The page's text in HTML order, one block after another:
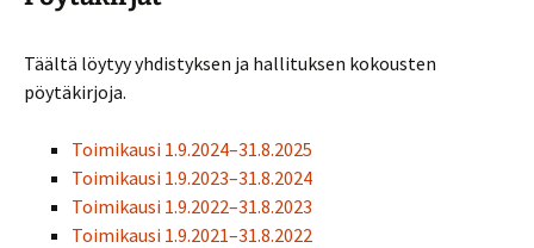
Täältä löytyy yhdistyksen ja hallituksen kokousten
pöytäkirjoja.
Toimikausi 1.9.2024–31.8.2025
Toimikausi 1.9.2023–31.8.2024
Toimikausi 1.9.2022–31.8.2023
Toimikausi 1.9.2021–31.8.2022